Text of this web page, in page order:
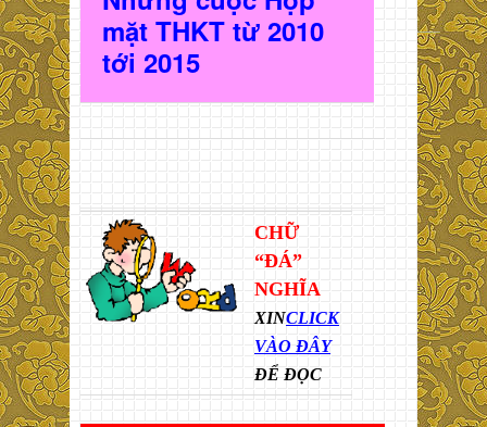
mặt THKT từ 2010
tới 2015
CHỮ
“ĐÁ”
NGHĨA
XINCLICK
VÀO ĐÂY
ĐỂ ĐỌC